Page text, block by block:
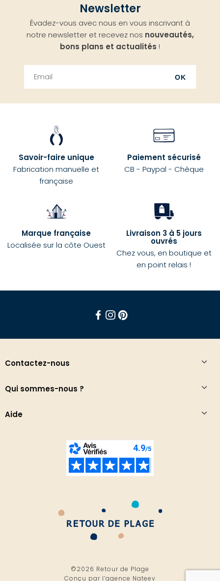
Newsletter
Évadez-vous avec nous en vous inscrivant à
notre newsletter et recevez nos nouveautés,
bons plans et actualités !
OK
Savoir-faire unique
Fabrication manuelle et
française
Paiement sécurisé
CB - Paypal - Chèque
Marque française
Localisée sur la côte Ouest
Livraison 3 à 5 jours
ouvrés
Chez vous, en boutique et
en point relais !
Contactez-nous
Qui sommes-nous ?
Aide
©2026 Retour de Plage
Conçu par l’agence Nateev